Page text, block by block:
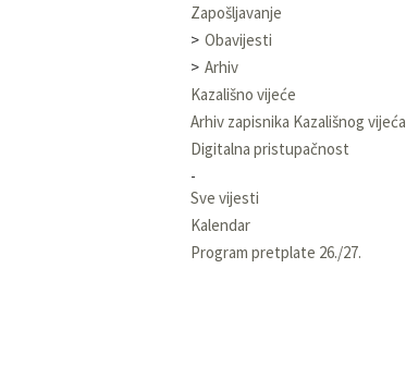
Zapošljavanje
Obavijesti
Arhiv
Kazališno vijeće
Arhiv zapisnika Kazališnog vijeća
Digitalna pristupačnost
Sve vijesti
Kalendar
Program pretplate 26./27.